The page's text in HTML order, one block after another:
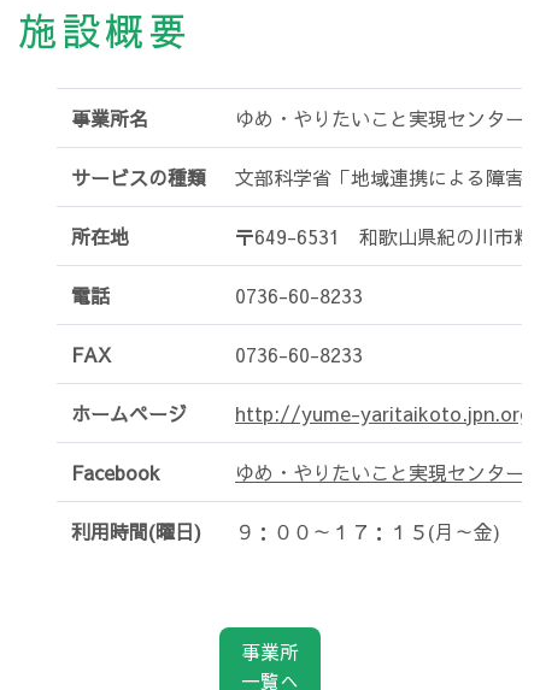
施設概要
事業所名 ゆめ・やりたいこと実現センター
サービスの種類 文部科学省「地域連携による障害
所在地 〒649-6531 和歌山県紀の川市
電話 0736-60-8233
FAX 0736-60-8233
ホームページ http://yume-yaritaikoto.jpn.org/
Facebook ゆめ・やりたいこと実現センター
利用時間(曜日) ９：００～１７：１５(月～金)
事業所
一覧へ